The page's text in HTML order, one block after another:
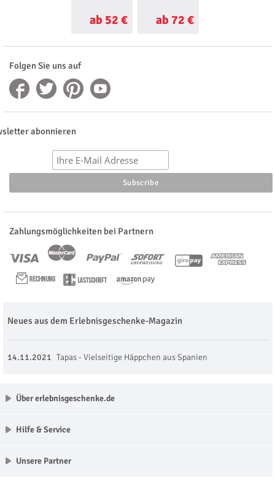
ab 52 € ab 72 €
Folgen Sie uns auf
abonnieren
Zahlungsmöglichkeiten bei Partnern
Neues aus dem Erlebnisgeschenke-Magazin
14.11.2021 Tapas - Vielseitige Häppchen aus Spanien
Über erlebnisgeschenke.de
Hilfe & Service
Unsere Partner